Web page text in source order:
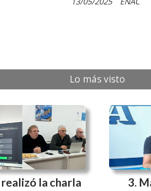
Lo más visto
realizó la charla